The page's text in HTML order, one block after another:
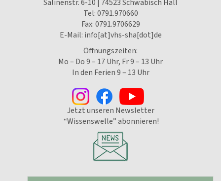
Salinenstr. 6-10 | 74523 Schwäbisch Hall
Tel:0791.970660
Fax: 0791.9706629
E-Mail: info[at]vhs-sha[dot]de
Öffnungszeiten:
Mo – Do 9 – 17 Uhr, Fr 9 – 13 Uhr
In den Ferien 9 – 13 Uhr
Jetzt unseren Newsletter
“Wissenswelle” abonnieren!